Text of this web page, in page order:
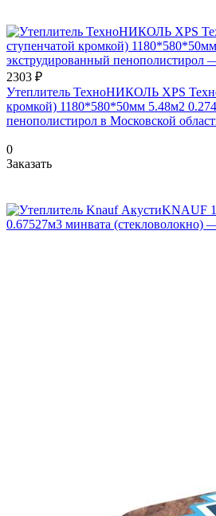
2303 ₽
Утеплитель ТехноНИКОЛЬ XРS
кромкой) 1180*580*50мм 5.48м2
пенополистирол в Московской
0
Заказать